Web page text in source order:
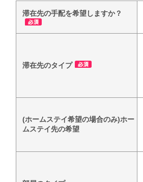
滞在先の手配を希望しますか？
滞在先のタイプ
(ホームステイ希望の場合のみ)ホー
ムステイ先の希望